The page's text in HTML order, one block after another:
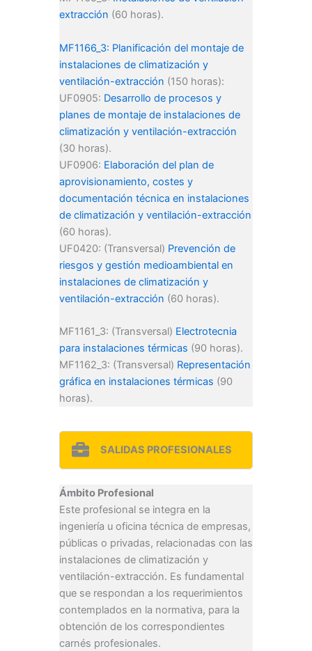
extracción (60 horas).
MF1166_3: Planificación del montaje de
instalaciones de climatización y
ventilación-extracción (150 horas):
UF0905: Desarrollo de procesos y
planes de montaje de instalaciones de
climatización y ventilación-extracción
(30 horas).
UF0906: Elaboración del plan de
aprovisionamiento, costes y
documentación técnica en instalaciones
de climatización y ventilación-extracción
(60 horas).
UF0420: (Transversal) Prevención de
riesgos y gestión medioambiental en
instalaciones de climatización y
ventilación-extracción (60 horas).
MF1161_3: (Transversal) Electrotecnia
para instalaciones térmicas (90 horas).
MF1162_3: (Transversal) Representación
gráfica en instalaciones térmicas (90
horas).
SALIDAS PROFESIONALES
Ámbito Profesional
Este profesional se integra en la
ingeniería u oficina técnica de empresas,
públicas o privadas, relacionadas con las
instalaciones de climatización y
ventilación-extracción. Es fundamental
que se respondan a los requerimientos
contemplados en la normativa, para la
obtención de los correspondientes
carnés profesionales.